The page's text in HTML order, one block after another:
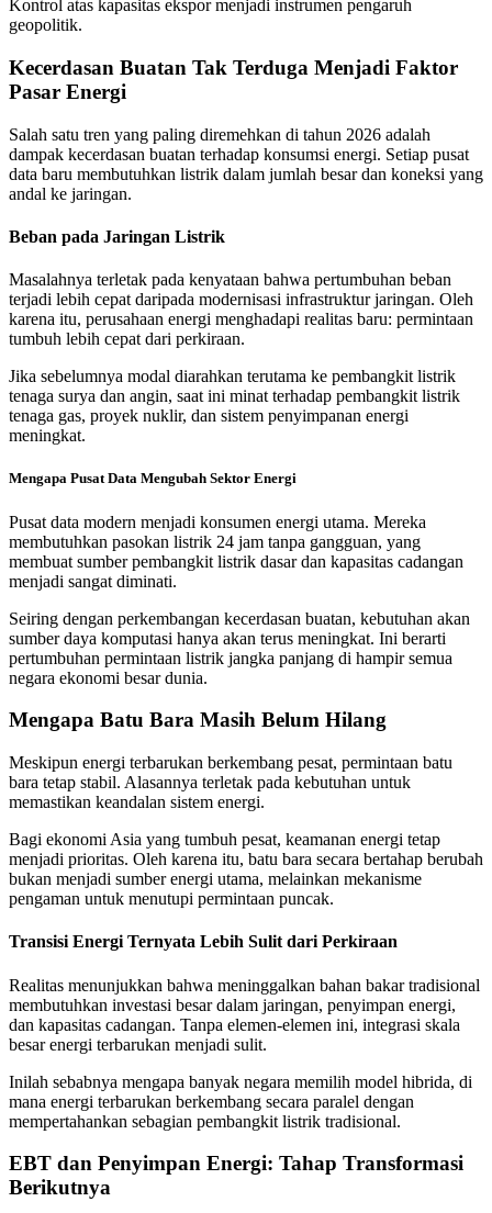
Kontrol atas kapasitas ekspor menjadi instrumen pengaruh
geopolitik.
Kecerdasan Buatan Tak Terduga Menjadi Faktor
Pasar Energi
Salah satu tren yang paling diremehkan di tahun 2026 adalah
dampak kecerdasan buatan terhadap konsumsi energi. Setiap pusat
data baru membutuhkan listrik dalam jumlah besar dan koneksi yang
andal ke jaringan.
Beban pada Jaringan Listrik
Masalahnya terletak pada kenyataan bahwa pertumbuhan beban
terjadi lebih cepat daripada modernisasi infrastruktur jaringan. Oleh
karena itu, perusahaan energi menghadapi realitas baru: permintaan
tumbuh lebih cepat dari perkiraan.
Jika sebelumnya modal diarahkan terutama ke pembangkit listrik
tenaga surya dan angin, saat ini minat terhadap pembangkit listrik
tenaga gas, proyek nuklir, dan sistem penyimpanan energi
meningkat.
Mengapa Pusat Data Mengubah Sektor Energi
Pusat data modern menjadi konsumen energi utama. Mereka
membutuhkan pasokan listrik 24 jam tanpa gangguan, yang
membuat sumber pembangkit listrik dasar dan kapasitas cadangan
menjadi sangat diminati.
Seiring dengan perkembangan kecerdasan buatan, kebutuhan akan
sumber daya komputasi hanya akan terus meningkat. Ini berarti
pertumbuhan permintaan listrik jangka panjang di hampir semua
negara ekonomi besar dunia.
Mengapa Batu Bara Masih Belum Hilang
Meskipun energi terbarukan berkembang pesat, permintaan batu
bara tetap stabil. Alasannya terletak pada kebutuhan untuk
memastikan keandalan sistem energi.
Bagi ekonomi Asia yang tumbuh pesat, keamanan energi tetap
menjadi prioritas. Oleh karena itu, batu bara secara bertahap berubah
bukan menjadi sumber energi utama, melainkan mekanisme
pengaman untuk menutupi permintaan puncak.
Transisi Energi Ternyata Lebih Sulit dari Perkiraan
Realitas menunjukkan bahwa meninggalkan bahan bakar tradisional
membutuhkan investasi besar dalam jaringan, penyimpan energi,
dan kapasitas cadangan. Tanpa elemen-elemen ini, integrasi skala
besar energi terbarukan menjadi sulit.
Inilah sebabnya mengapa banyak negara memilih model hibrida, di
mana energi terbarukan berkembang secara paralel dengan
mempertahankan sebagian pembangkit listrik tradisional.
EBT dan Penyimpan Energi: Tahap Transformasi
Berikutnya